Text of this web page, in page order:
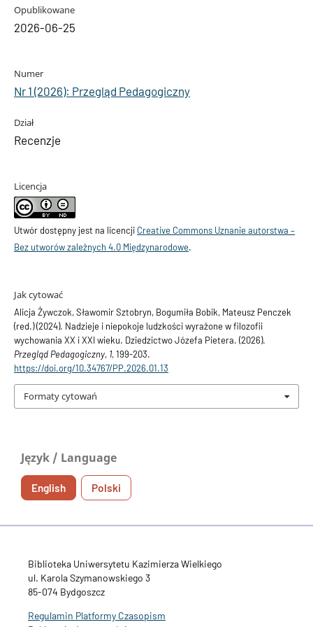
Opublikowane
2026-06-25
Numer
Nr 1 (2026): Przegląd Pedagogiczny
Dział
Recenzje
Licencja
Utwór dostępny jest na licencji Creative Commons Uznanie autorstwa –
Bez utworów zależnych 4.0 Międzynarodowe.
Jak cytować
Alicja Żywczok, Sławomir Sztobryn, Bogumiła Bobik, Mateusz Penczek
(red.) (2024). Nadzieje i niepokoje ludzkości wyrażone w filozofii
wychowania XX i XXI wieku. Dziedzictwo Józefa Pietera. (2026).
Przegląd Pedagogiczny, 1, 199-203.
https://doi.org/10.34767/PP.2026.01.13
Formaty cytowań
Język / Language
English Polski
Biblioteka Uniwersytetu Kazimierza Wielkiego
ul. Karola Szymanowskiego 3
85-074 Bydgoszcz
Regulamin Platformy Czasopism